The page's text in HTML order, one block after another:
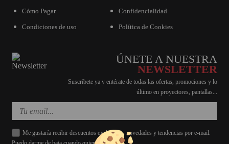
Cómo Pagar
Condiciones de uso
Confidencialidad
Política de Cookies
ÚNETE A NUESTRA
NEWSLETTER
Suscríbete ya y entérate de todas las ofertas, promociones y lo
último en proyectores, pantallas...
Me gustaría recibir descuentos exclusivos, novedades y tendencias por e-mail.